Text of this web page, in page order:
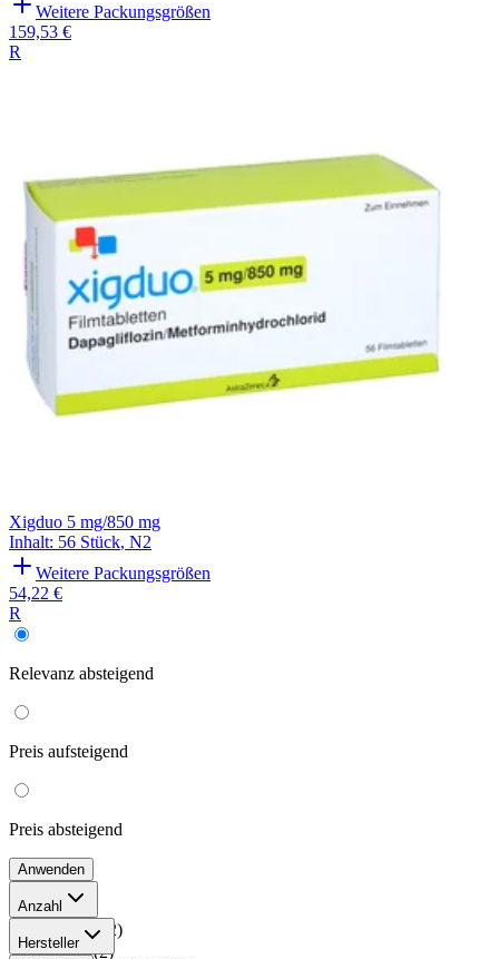
Weitere Packungsgrößen
159,53 €
R
Xigduo 5 mg/850 mg
Inhalt: 56 Stück, N2
Weitere Packungsgrößen
54,22 €
R
Relevanz absteigend
Preis aufsteigend
Preis absteigend
Anwenden
Anzahl
196 Stück 2)
56 Stück(2)
Hersteller